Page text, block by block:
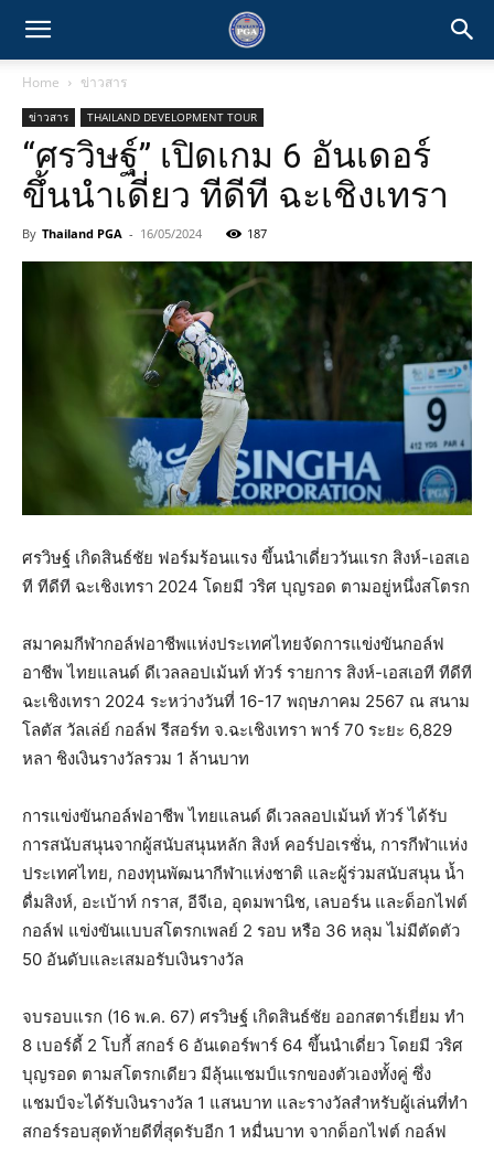
Home ข่าวสาร
ข่าวสาร THAILAND DEVELOPMENT TOUR
“ศรวิษฐ์” เปิดเกม 6 อันเดอร์
ขึ้นนำเดี่ยว ทีดีที ฉะเชิงเทรา
By Thailand PGA - 16/05/2024 187
ศรวิษฐ์ เกิดสินธ์ชัย ฟอร์มร้อนแรง ขึ้นนำเดี่ยววันแรก สิงห์-เอสเอ
ที ทีดีที ฉะเชิงเทรา 2024 โดยมี วริศ บุญรอด ตามอยู่หนึ่งสโตรก
สมาคมกีฬากอล์ฟอาชีพแห่งประเทศไทยจัดการแข่งขันกอล์ฟ
อาชีพ ไทยแลนด์ ดีเวลลอปเม้นท์ ทัวร์ รายการ สิงห์-เอสเอที ทีดีที
ฉะเชิงเทรา 2024 ระหว่างวันที่ 16-17 พฤษภาคม 2567 ณ สนาม
โลตัส วัลเล่ย์ กอล์ฟ รีสอร์ท จ.ฉะเชิงเทรา พาร์ 70 ระยะ 6,829
หลา ชิงเงินรางวัลรวม 1 ล้านบาท
การแข่งขันกอล์ฟอาชีพ ไทยแลนด์ ดีเวลลอปเม้นท์ ทัวร์ ได้รับ
การสนับสนุนจากผู้สนับสนุนหลัก สิงห์ คอร์ปอเรชั่น, การกีฬาแห่ง
ประเทศไทย, กองทุนพัฒนากีฬาแห่งชาติ และผู้ร่วมสนับสนุน น้ำ
ดื่มสิงห์, อะเบ้าท์ กราส, อีจีเอ, อุดมพานิช, เลบอร์น และด็อกไฟต์
กอล์ฟ แข่งขันแบบสโตรกเพลย์ 2 รอบ หรือ 36 หลุม ไม่มีตัดตัว
50 อันดับและเสมอรับเงินรางวัล
จบรอบแรก (16 พ.ค. 67) ศรวิษฐ์ เกิดสินธ์ชัย ออกสตาร์เยี่ยม ทำ
8 เบอร์ดี้ 2 โบกี้ สกอร์ 6 อันเดอร์พาร์ 64 ขึ้นนำเดี่ยว โดยมี วริศ
บุญรอด ตามสโตรกเดียว มีลุ้นแชมป์แรกของตัวเองทั้งคู่ ซึ่ง
แชมป์จะได้รับเงินรางวัล 1 แสนบาท และรางวัลสำหรับผู้เล่นที่ทำ
สกอร์รอบสุดท้ายดีที่สุดรับอีก 1 หมื่นบาท จากด็อกไฟต์ กอล์ฟ